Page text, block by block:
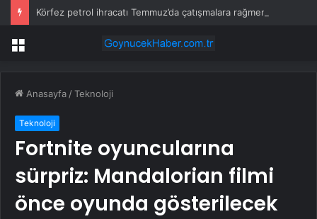
Menü
Anasayfa /Teknoloji
Teknoloji
Fortnite oyuncularına
sürpriz: Mandalorian filmi
önce oyunda gösterilecek